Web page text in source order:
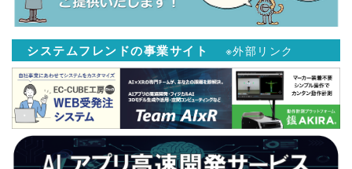
動
システムフレンドの事業サイト ※外部リンク